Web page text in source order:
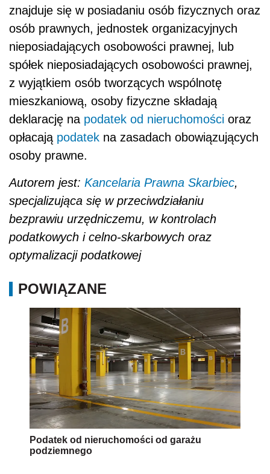
znajduje się w posiadaniu osób fizycznych oraz
osób prawnych, jednostek organizacyjnych
nieposiadających osobowości prawnej, lub
spółek nieposiadających osobowości prawnej,
z wyjątkiem osób tworzących wspólnotę
mieszkaniową, osoby fizyczne składają
deklarację na podatek od nieruchomości oraz
opłacają podatek na zasadach obowiązujących
osoby prawne.
Autorem jest: Kancelaria Prawna Skarbiec,
specjalizująca się w przeciwdziałaniu
bezprawiu urzędniczemu, w kontrolach
podatkowych i celno-skarbowych oraz
optymalizacji podatkowej
POWIĄZANE
Podatek od nieruchomości od garażu
podziemnego